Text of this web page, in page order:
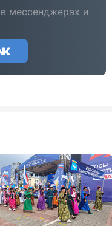
мессенджерах и